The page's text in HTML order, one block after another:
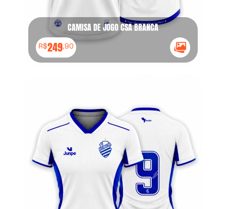
CAMISA DE JOGO CSA BRANCA
R$249,90
Ícone Galeria